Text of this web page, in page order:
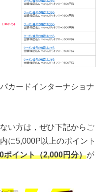
カードインターナショナ
い方は，ぜひ下記からご
に5,000P以上のポイント
ポイント（2,000円分）が